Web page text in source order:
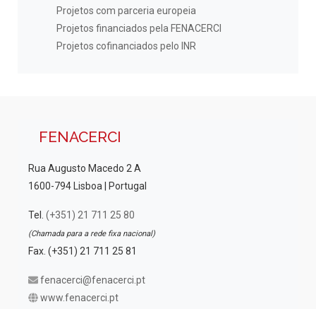
Projetos com parceria europeia
Projetos financiados pela FENACERCI
Projetos cofinanciados pelo INR
FENACERCI
Rua Augusto Macedo 2 A
1600-794 Lisboa | Portugal
Tel. (+351) 21 711 25 80
(Chamada para a rede fixa nacional)
Fax. (+351) 21 711 25 81
fenacerci@fenacerci.pt
www.fenacerci.pt